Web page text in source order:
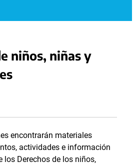
niños, niñas y
encontrarán materiales
actividades e información
los Derechos de los niños,